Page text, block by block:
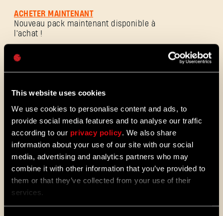
This website uses cookies
We use cookies to personalise content and ads, to
provide social media features and to analyse our traffic
according to our privacy policy . We also share
information about your use of our site with our social
media, advertising and analytics partners who may
combine it with other information that you’ve provided to
them or that they’ve collected from your use of their
services.
ACHETER MAINTENANT
Nouveau pack maintenant disponible à
l'achat !
Pack de Poulet
ALL THE NEWS